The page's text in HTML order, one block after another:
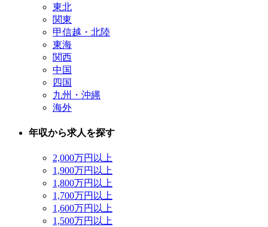
東北
関東
甲信越・北陸
東海
関西
中国
四国
九州・沖縄
海外
年収から求人を探す
2,000万円以上
1,900万円以上
1,800万円以上
1,700万円以上
1,600万円以上
1,500万円以上